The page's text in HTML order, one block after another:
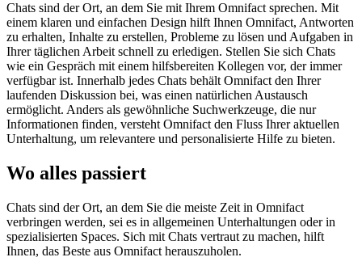
Chats sind der Ort, an dem Sie mit Ihrem Omnifact sprechen. Mit
einem klaren und einfachen Design hilft Ihnen Omnifact, Antworten
zu erhalten, Inhalte zu erstellen, Probleme zu lösen und Aufgaben in
Ihrer täglichen Arbeit schnell zu erledigen. Stellen Sie sich Chats
wie ein Gespräch mit einem hilfsbereiten Kollegen vor, der immer
verfügbar ist. Innerhalb jedes Chats behält Omnifact den Ihrer
laufenden Diskussion bei, was einen natürlichen Austausch
ermöglicht. Anders als gewöhnliche Suchwerkzeuge, die nur
Informationen finden, versteht Omnifact den Fluss Ihrer aktuellen
Unterhaltung, um relevantere und personalisierte Hilfe zu bieten.
Wo alles passiert
Chats sind der Ort, an dem Sie die meiste Zeit in Omnifact
verbringen werden, sei es in allgemeinen Unterhaltungen oder in
spezialisierten Spaces. Sich mit Chats vertraut zu machen, hilft
Ihnen, das Beste aus Omnifact herauszuholen.